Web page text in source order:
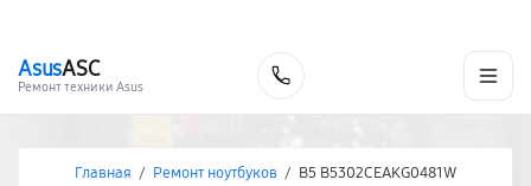
AsusASC
Ремонт техники Asus
Главная / Ремонт ноутбуков / B5 B5302CEAKG0481W